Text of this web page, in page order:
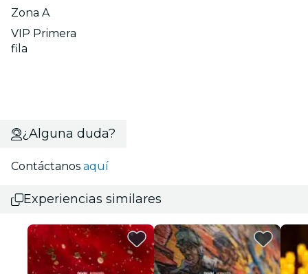
Zona A
VIP Primera
fila
¿Alguna duda?
Contáctanos aquí
Experiencias similares